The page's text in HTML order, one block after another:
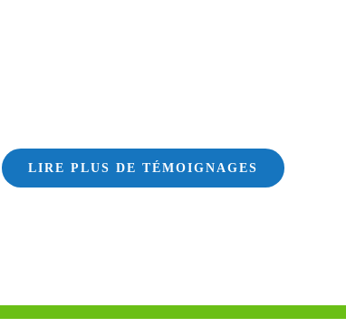
LIRE PLUS DE TÉMOIGNAGES